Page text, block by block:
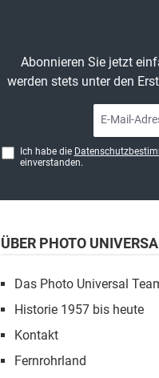
Abonnieren Sie jetzt
werden stets unter den
Ich habe die
einverstanden.
ÜBER PHOTO
Das Photo Universal
Historie 1957 bis heute
Kontakt
Fernrohrland